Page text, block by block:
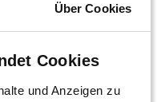
Über Cookies
Cookies
und Anzeigen zu
stellt
es um die
gehe. „So wäre